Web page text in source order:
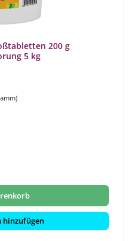
200 g
5 kg
hinzufügen